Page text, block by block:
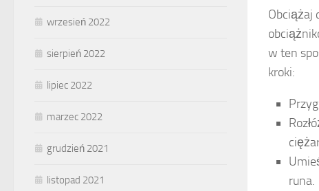
Obciążaj
w ten
kroki:
runa.
wrzesień 2022
sierpień 2022
lipiec 2022
marzec 2022
grudzień 2021
listopad 2021